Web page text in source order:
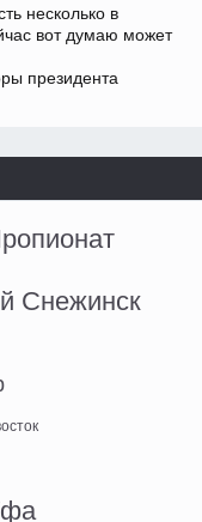
несколько в
вот думаю может
президента
Снежинск